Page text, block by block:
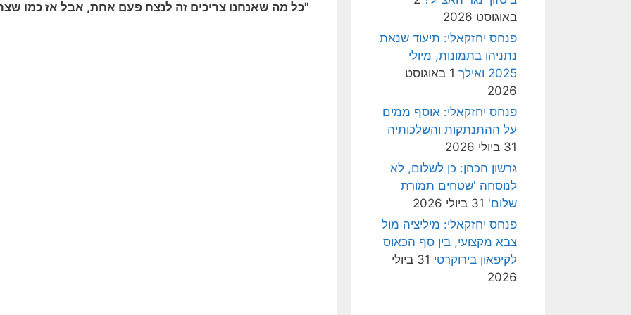
"כל מה שאנחנו צריכים זה לנצח פעם אחת, אבל אז כמו
באוגוסט 2026
פנחס יחזקאלי: תיעוד שנאת
נתניהו בתמונות, מיולי
2025 ואילך
1 באוגוסט
2026
פנחס יחזקאלי: אוסף ממים
על ההתנתקות והשלכותיה
31 ביולי 2026
גרשון הכהן: כן לשלום, לא
לנוסחה 'שטחים תמורת
שלום' 31 ביולי 2026
פנחס יחזקאלי: מיליציה מול
צבא מקצועי, בין סף הכאוס
לקיפאון בירוקרטי
31 ביולי
2026